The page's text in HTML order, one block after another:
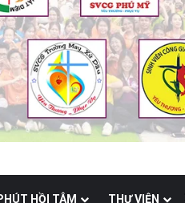
HỒI TÂM THƯ VIỆN